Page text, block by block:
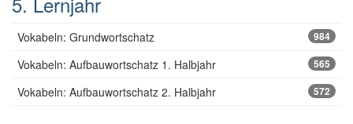
Vokabeln: Grundwortschatz 984
Vokabeln: Aufbauwortschatz 1. Halbjahr 565
Vokabeln: Aufbauwortschatz 2. Halbjahr 572